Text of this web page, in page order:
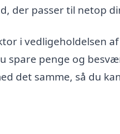
der passer til netop
i vedligeholdelsen
spare penge og
det samme, så du